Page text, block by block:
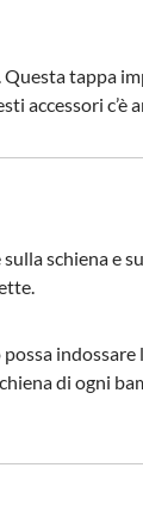
tappa
c’è
schiena e
di ogni